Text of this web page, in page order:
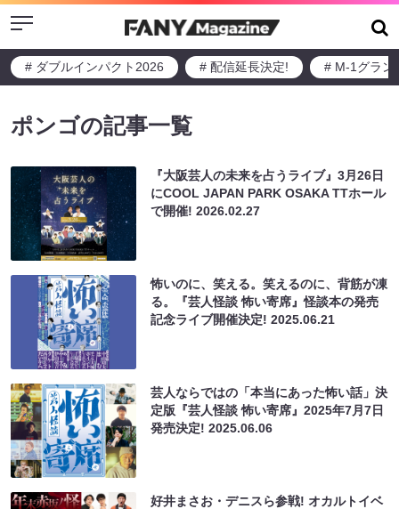
Menu
# ダブルインパクト2026 # 配信延長決定! # M-1グラン
ポンゴの記事一覧
『大阪芸人の未来を占うライブ』3月26日
にCOOL JAPAN PARK OSAKA TTホール
で開催!2026.02.27
怖いのに、笑える。笑えるのに、背筋が凍
る。『芸人怪談 怖い寄席』怪談本の発売
記念ライブ開催決定!2025.06.21
芸人ならではの「本当にあった怖い話」決
定版『芸人怪談 怖い寄席』2025年7月7日
発売決定!2025.06.06
好井まさお・デニスら参戦! オカルトイベ